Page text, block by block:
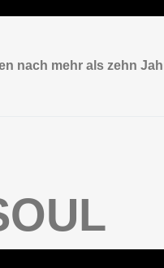
nach mehr als zehn